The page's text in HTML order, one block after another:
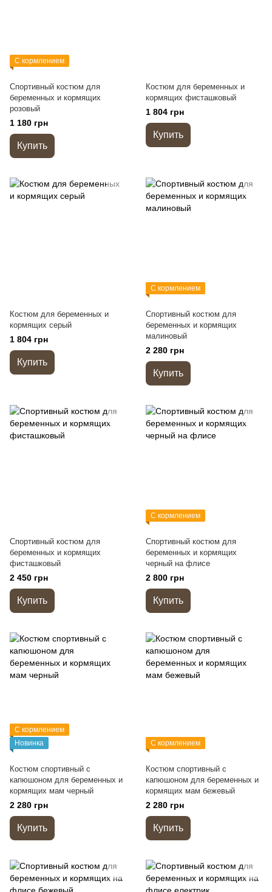
С кормлением
Спортивный костюм для
беременных и кормящих
розовый
1 180 грн
Купить
Костюм для беременных и
кормящих фисташковый
1 804 грн
Купить
Костюм для беременных и
кормящих серый
1 804 грн
Купить
С кормлением
Спортивный костюм для
беременных и кормящих
малиновый
2 280 грн
Купить
Спортивный костюм для
беременных и кормящих
фисташковый
2 450 грн
Купить
С кормлением
Спортивный костюм для
беременных и кормящих
черный на флисе
2 800 грн
Купить
С кормлением
Новинка
Костюм спортивный с
капюшоном для беременных и
кормящих мам черный
2 280 грн
Купить
С кормлением
Костюм спортивный с
капюшоном для беременных и
кормящих мам бежевый
2 280 грн
Купить